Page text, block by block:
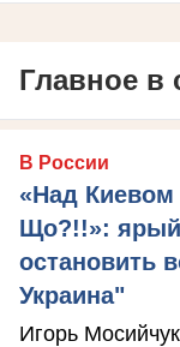
Главное в
В России
«Над
Що?!!»: ярый
остановить
Украина"
Игорь